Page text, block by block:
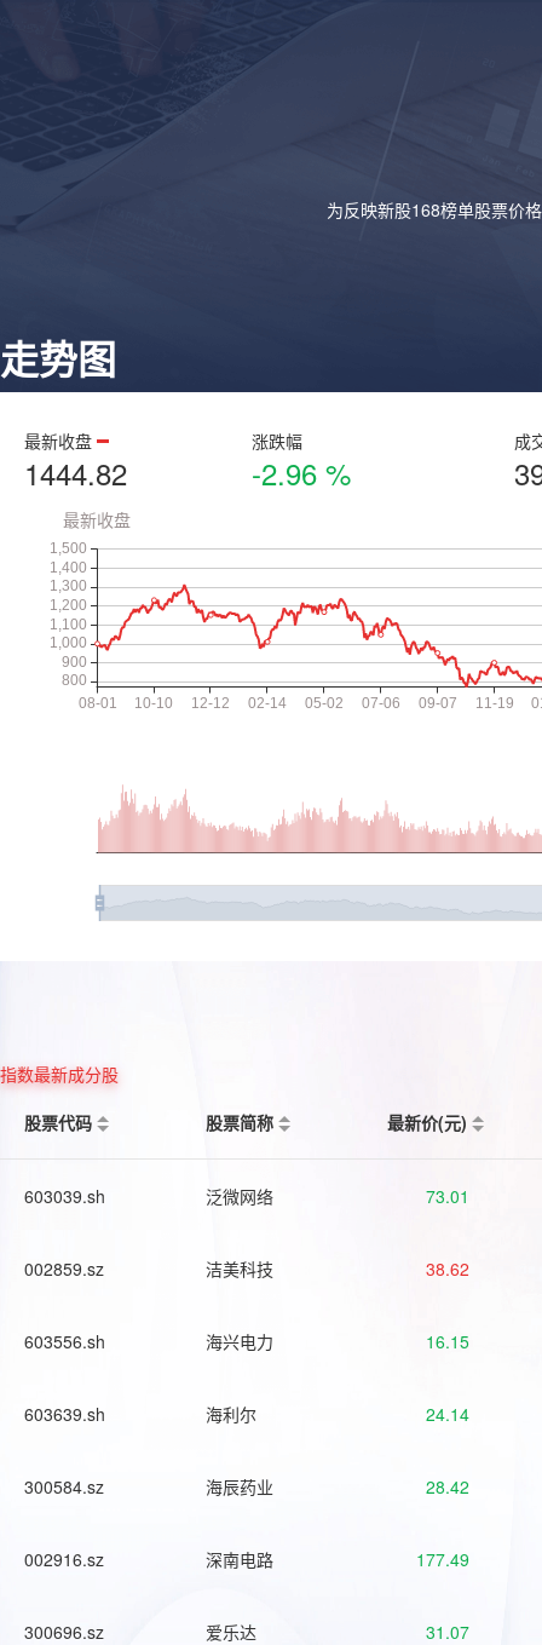
为反映新股168榜单股票价
走势图
最新收盘
1444.82
涨跌幅
-2.96 %
成
指数最新成分股
股票代码
股票简称 最新价(元)
603039.sh 泛微网络 73.01
002859.sz 洁美科技 38.62
603556.sh 海兴电力 16.15
603639.sh 海利尔 24.14
300584.sz 海辰药业 28.42
002916.sz 深南电路 177.49
300696.sz 爱乐达 31.07